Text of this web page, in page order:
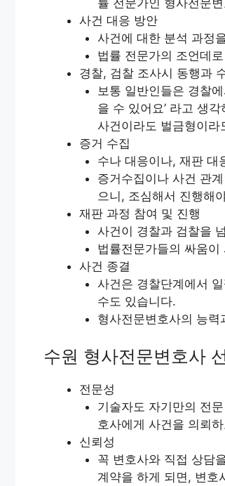
사건 대응 방안
사건에 대한 분석 과정
법률 전문가의 조언데
경찰, 검찰 조사시 동행과
보통 일반인들은 경찰
을 수 있어요’ 라고 생
사건이라도 벌금형이
증거 수집
수나 대응이나, 재판 대
증거수집이나 사건 관
으니, 조심해서 진행해
재판 과정 참여 및 진행
사건이 경찰과 검찰을
법률전문가들의 싸움
사건 종결
사건은 경찰단계에서
수도 있습니다.
형사전문변호사의 능
수원 형사전문변호사
전문성
기술자도 자기만의 전
호사에게 사건을 의뢰
신뢰성
꼭 변호사와 직접 상담
계약을 하게 되면, 변호